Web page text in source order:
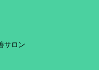
サロン